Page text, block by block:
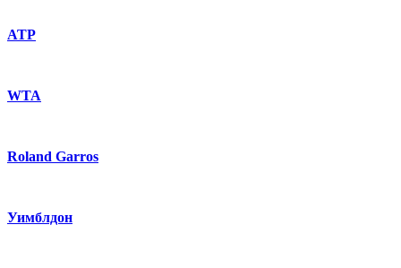
ATP
WTA
Roland Garros
Уимблдон